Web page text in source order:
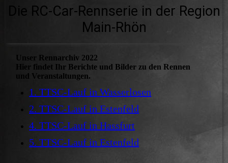
Die RC-Car-Rennserie in der Region
Main-Rhön
Unser Rennarchiv 2022
Hier findet Ihr Berichte und Bilder zu den Rennen
und Veranstaltungen.
1. TTSC-Lauf in Wasserlosen
2. TTSC-Lauf in Estenfeld
4. TTSC-Lauf in Hassfurt
5. TTSC-Lauf in Estenfeld